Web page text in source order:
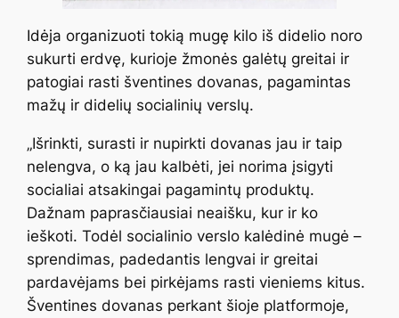
Idėja organizuoti tokią mugę kilo iš didelio noro
sukurti erdvę, kurioje žmonės galėtų greitai ir
patogiai rasti šventines dovanas, pagamintas
mažų ir didelių socialinių verslų.
„Išrinkti, surasti ir nupirkti dovanas jau ir taip
nelengva, o ką jau kalbėti, jei norima įsigyti
socialiai atsakingai pagamintų produktų.
Dažnam paprasčiausiai neaišku, kur ir ko
ieškoti. Todėl socialinio verslo kalėdinė mugė –
sprendimas, padedantis lengvai ir greitai
pardavėjams bei pirkėjams rasti vieniems kitus.
Šventines dovanas perkant šioje platformoje,